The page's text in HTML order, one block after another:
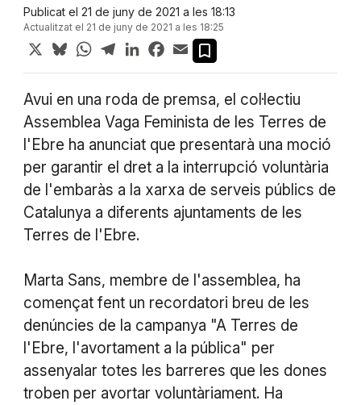
Publicat el 21 de juny de 2021 a les 18:13
Actualitzat el 21 de juny de 2021 a les 18:25
X BlueskyWhatsApp
TelegramLinkedInFacebook
Email
Avui en una roda de premsa, el col·lectiu
Assemblea Vaga Feminista de les Terres de
l'Ebre ha anunciat que presentarà una moció
per garantir el dret a la interrupció voluntària
de l'embaràs a la xarxa de serveis públics de
Catalunya a diferents ajuntaments de les
Terres de l'Ebre.
Marta Sans, membre de l'assemblea, ha
començat fent un recordatori breu de les
denúncies de la campanya "A Terres de
l'Ebre, l'avortament a la pública" per
assenyalar totes les barreres que les dones
troben per avortar voluntàriament. Ha